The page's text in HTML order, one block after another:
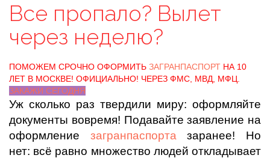
Все пропало? Вылет
через неделю?
ПОМОЖЕМ СРОЧНО ОФОРМИТЬ ЗАГРАНПАСПОРТ НА 10
ЛЕТ В МОСКВЕ! ОФИЦИАЛЬНО! ЧЕРЕЗ ФМС, МВД, МФЦ.
ЗАКАЖИ СЕГОДНЯ
Уж сколько раз твердили миру: оформляйте
документы вовремя! Подавайте заявление на
оформление загранпаспорта заранее! Но
нет: всё равно множество людей откладывает